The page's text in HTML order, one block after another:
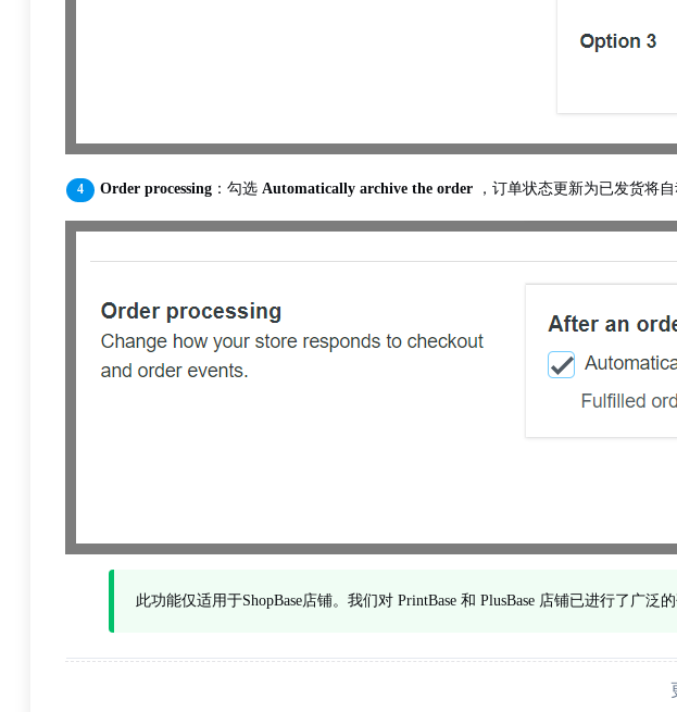
Order processing ：勾选 Automatically archive the order ，订单状态更新为已发货将自
此功能仅适用于ShopBase店铺。我们对 PrintBase 和 PlusBase 店铺已进行了广